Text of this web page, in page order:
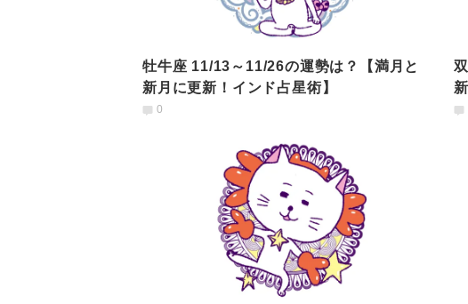
牡牛座 11/13～11/26の運勢は？【満月と
新月に更新！インド占星術】
0